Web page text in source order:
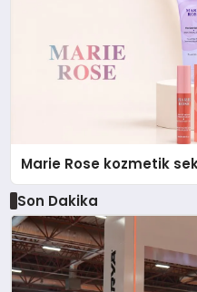
Marie Rose kozmetik
Son Dakika